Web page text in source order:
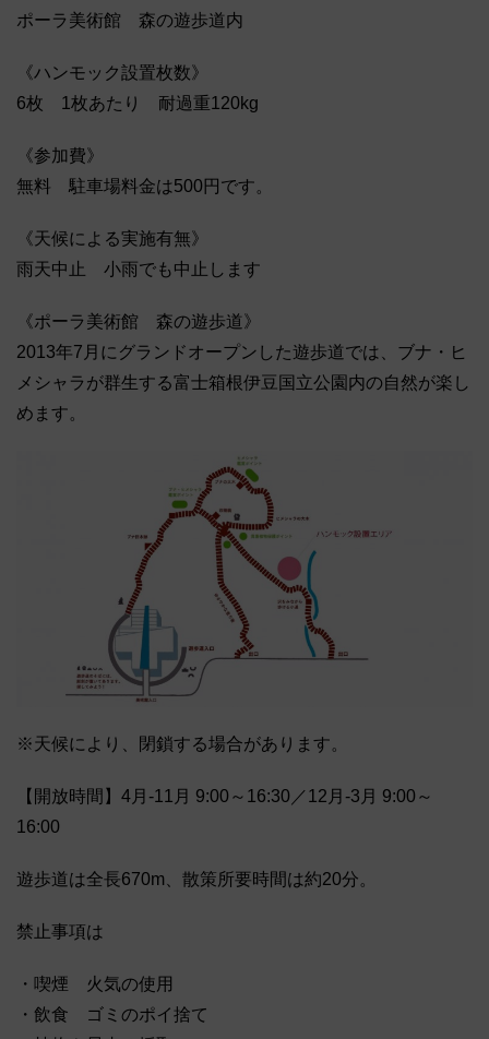
ポーラ美術館 森の遊歩道内
《ハンモック設置枚数》
6枚 1枚あたり 耐過重120kg
《参加費》
無料 駐車場料金は500円です。
《天候による実施有無》
雨天中止 小雨でも中止します
《ポーラ美術館 森の遊歩道》
2013年7月にグランドオープンした遊歩道では、ブナ・ヒ
メシャラが群生する富士箱根伊豆国立公園内の自然が楽し
めます。
※天候により、閉鎖する場合があります。
【開放時間】4月-11月 9:00～16:30／12月-3月 9:00～
16:00
遊歩道は全長670m、散策所要時間は約20分。
禁止事項は
・喫煙 火気の使用
・飲食 ゴミのポイ捨て